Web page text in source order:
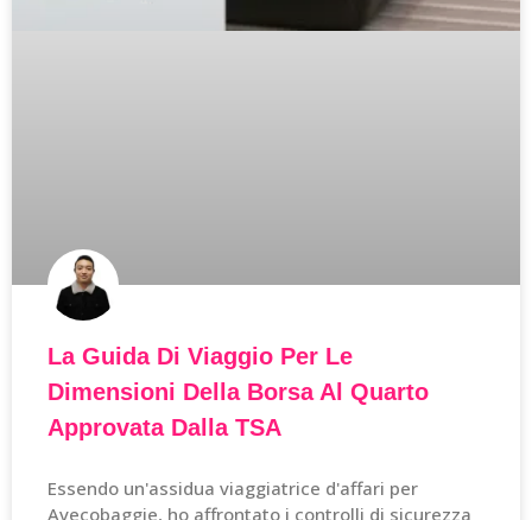
La Guida Di Viaggio Per Le
Dimensioni Della Borsa Al Quarto
Approvata Dalla TSA
Essendo un'assidua viaggiatrice d'affari per
Avecobaggie, ho affrontato i controlli di sicurezza